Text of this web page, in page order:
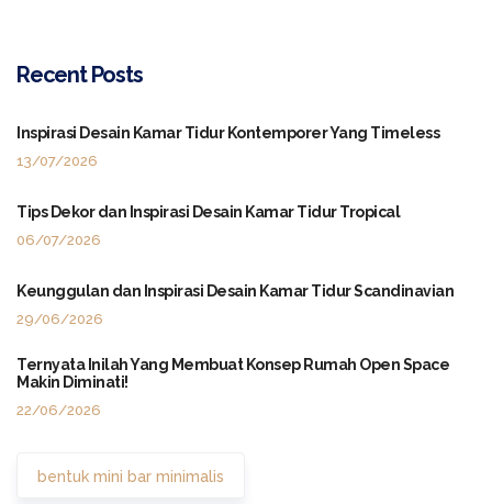
Recent Posts
Inspirasi Desain Kamar Tidur Kontemporer Yang Timeless
13/07/2026
Tips Dekor dan Inspirasi Desain Kamar Tidur Tropical
06/07/2026
Keunggulan dan Inspirasi Desain Kamar Tidur Scandinavian
29/06/2026
Ternyata Inilah Yang Membuat Konsep Rumah Open Space
Makin Diminati!
22/06/2026
bentuk mini bar minimalis